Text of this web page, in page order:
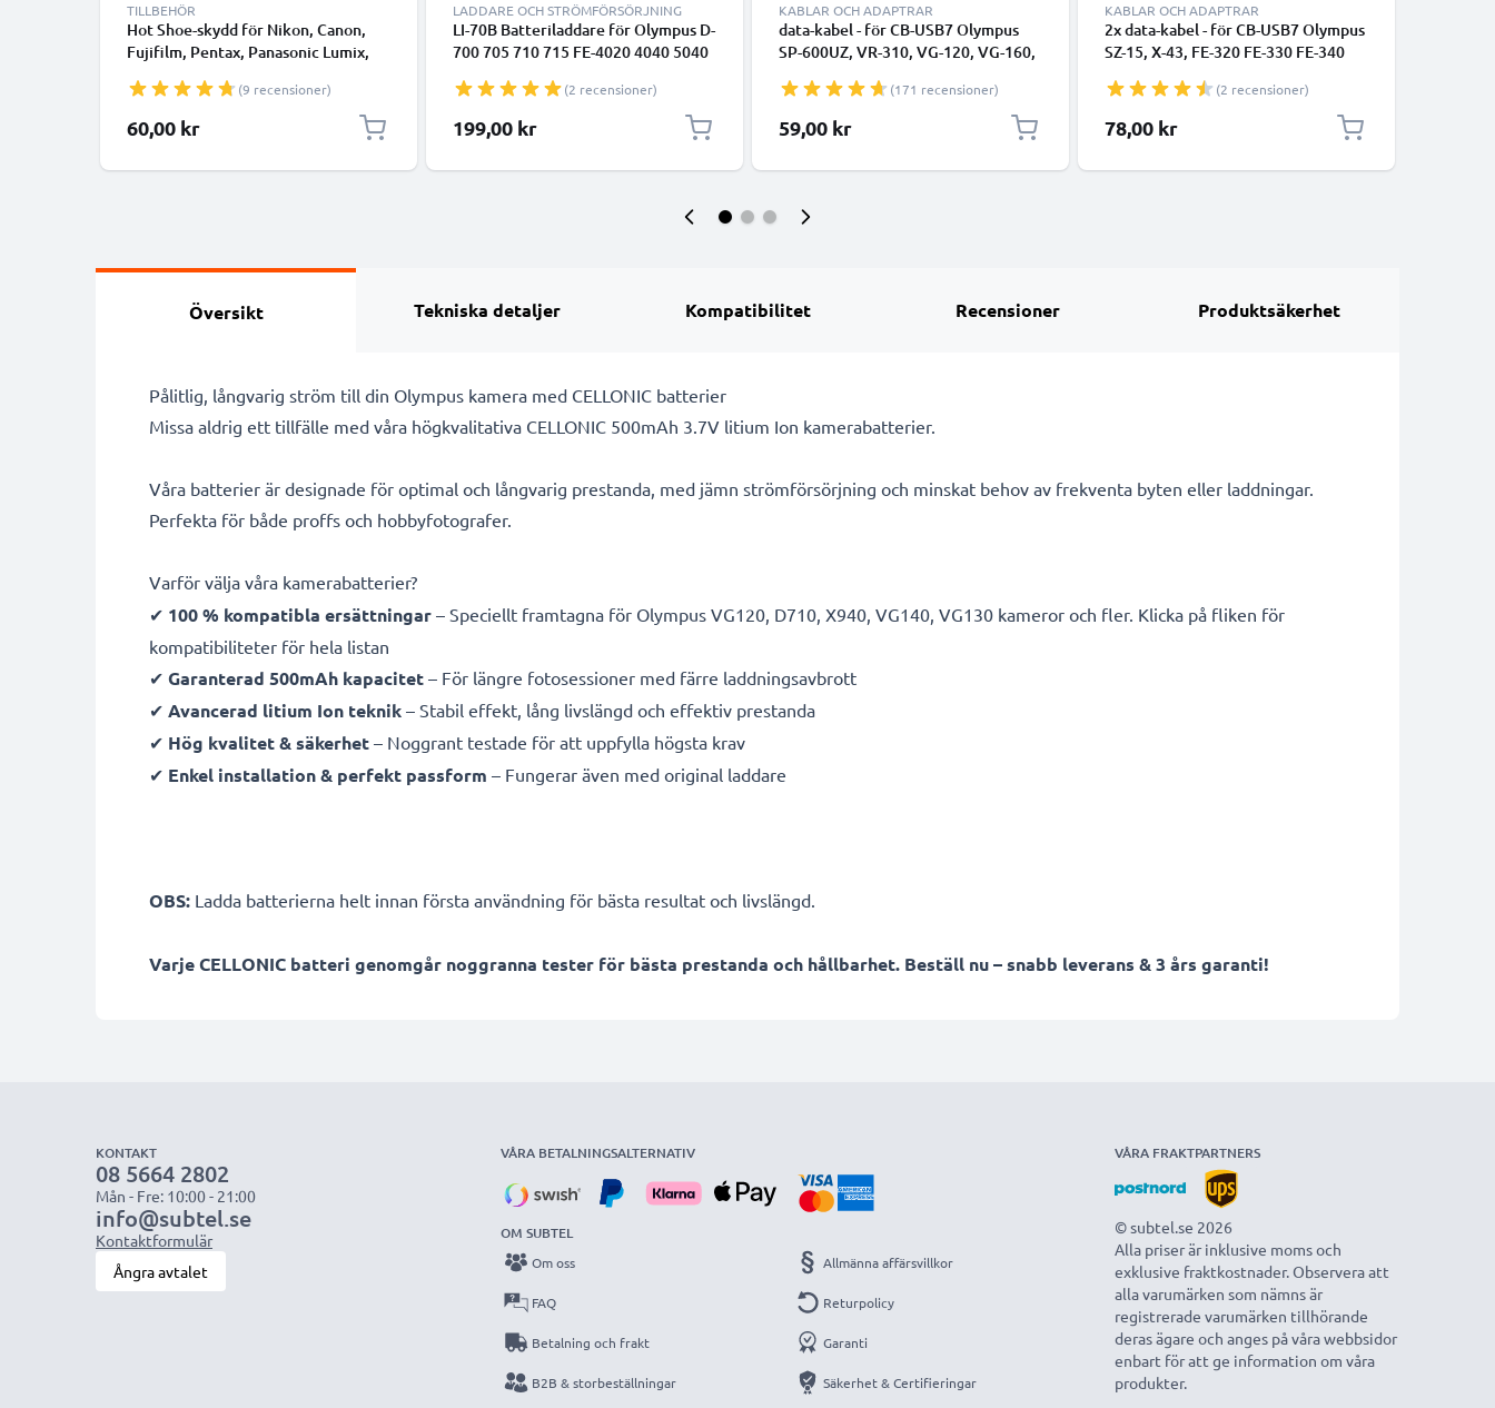
TILLBEHÖR
Hot Shoe-skydd för Nikon, Canon,
Fujifilm, Pentax, Panasonic Lumix,
(9 recensioner)
60,00 kr
LADDARE OCH STRÖMFÖRSÖRJNING
LI-70B Batteriladdare för Olympus D-
700 705 710 715 FE-4020 4040 5040
Kamerabatterier från CELLONIC
(2 recensioner)
199,00 kr
KABLAR OCH ADAPTRAR
data-kabel - för CB-USB7 Olympus
SP-600UZ, VR-310, VG-120, VG-160,
Datakabel svart (171 recensioner)
59,00 kr
KABLAR OCH ADAPTRAR
2x data-kabel - för CB-USB7 Olympus
SZ-15, X-43, FE-320 FE-330 FE-340
kamera - 1.5m PVC Datakabel svart
(2 recensioner)
78,00 kr
Översikt Tekniska detaljer Kompatibilitet Recensioner Produktsäkerhet
Pålitlig, långvarig ström till din Olympus kamera med CELLONIC batterier
Missa aldrig ett tillfälle med våra högkvalitativa CELLONIC 500mAh 3.7V litium Ion kamerabatterier.
Våra batterier är designade för optimal och långvarig prestanda, med jämn strömförsörjning och minskat behov av frekventa byten eller laddningar.
Perfekta för både proffs och hobbyfotografer.
Varför välja våra kamerabatterier?
✔ 100 % kompatibla ersättningar – Speciellt framtagna för Olympus VG120, D710, X940, VG140, VG130 kameror och fler. Klicka på fliken för
kompatibiliteter för hela listan
✔ Garanterad 500mAh kapacitet – För längre fotosessioner med färre laddningsavbrott
✔ Avancerad litium Ion teknik – Stabil effekt, lång livslängd och effektiv prestanda
✔ Hög kvalitet & säkerhet – Noggrant testade för att uppfylla högsta krav
✔ Enkel installation & perfekt passform – Fungerar även med original laddare
OBS: Ladda batterierna helt innan första användning för bästa resultat och livslängd.
Varje CELLONIC batteri genomgår noggranna tester för bästa prestanda och hållbarhet. Beställ nu – snabb leverans & 3 års garanti!
KONTAKT
08 5664 2802
Mån - Fre: 10:00 - 21:00
info@subtel.se
Kontaktformulär
Ångra avtalet
VÅRA BETALNINGSALTERNATIV
OM SUBTEL
Om oss
FAQ
Betalning och frakt
B2B & storbeställningar
Allmänna affärsvillkor
Returpolicy
Garanti
Säkerhet & Certifieringar
VÅRA FRAKTPARTNERS
© subtel.se 2026
Alla priser är inklusive moms och
exklusive fraktkostnader. Observera att
alla varumärken som nämns är
registrerade varumärken tillhörande
deras ägare och anges på våra webbsidor
enbart för att ge information om våra
produkter.